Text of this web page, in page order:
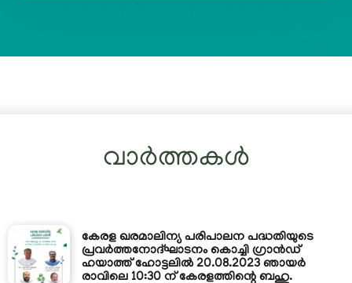
വാർത്തകൾ
കേരള ഖരമാലിന്യ പരിപാലന പദ്ധതിയുടെ
പ്രവർത്തനോദ്ഘാടനം കൊച്ചി ഗ്രാൻഡ്
ഹയാത്ത് ഹോട്ടലിൽ 20.08.2023 ഞായർ
രാവിലെ 10:30 ന് കേരളത്തിന്റെ ബഹു.